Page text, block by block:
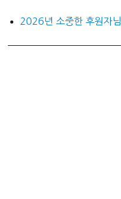
2026년 소중한 후원자님